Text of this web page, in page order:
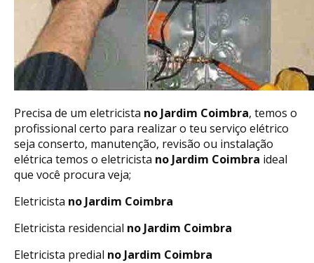
Precisa de um eletricista no Jardim Coimbra, temos o
profissional certo para realizar o teu serviço elétrico
seja conserto, manutenção, revisão ou instalação
elétrica temos o eletricista no Jardim Coimbra ideal
que você procura veja;
Eletricista no Jardim Coimbra
Eletricista residencial no Jardim Coimbra
Eletricista predial no Jardim Coimbra